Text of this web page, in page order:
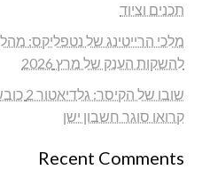
תכנים וציוד
מלכי הרייטינג של נטפליקס:
להשקות הענק של מרץ 2026
שובו
קרואו סוגר חשבון ישן
Recent Comments